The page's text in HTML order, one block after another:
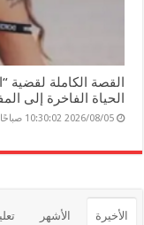
القصة الكاملة لقضية
الحياة الفاخرة إلى
2026/08/05 10:30:02 صباحًا
الأخيرة الأشهر